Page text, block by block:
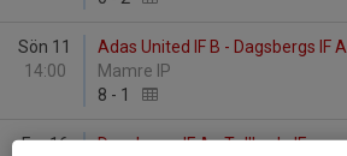
Sön 11
14:00
Adas United IF B - Dagsbergs IF A
Mamre IP
8 - 1
Fre 16
Dagsbergs IF A - Tallboda IF